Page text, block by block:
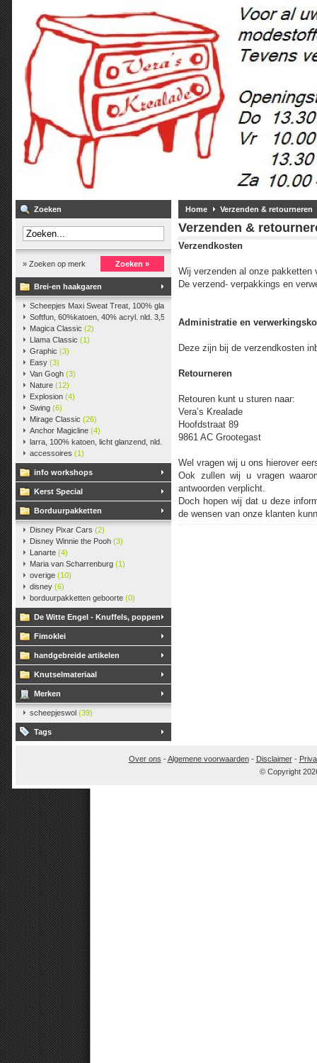
Zoeken
» Zoeken op merk Zoeken »
Brei-en haakgaren
Scheepjes Maxi Sweat Treat, 100% glanskatoen,25 gr.
Softfun, 60%katoen, 40% acryl. nld. 3,5-4. ca. 140m, 50 gr.
Magica Classic (2)
Llama Classic (1)
Graphic (3)
Easy (3)
Van Gogh (3)
Nature (12)
Explosion (4)
Swing (6)
Mirage Classic (26)
Anchor Magicline (4)
larra, 100% katoen, licht glanzend, nld. 2,5-3, ca. 125m, 50 gr.(38)
accessoires (1)
info workshops
Kerst Special
Borduurpakketten
Disney Pixar Cars (2)
Disney Winnie the Pooh (3)
Lanarte (4)
Maria van Scharrenburg (1)
overige (10)
disney (6)
borduurpakketten geboorte (0)
De Witte Engel - Knuffels, poppen
Fimoklei
handgebreide artikelen
Knutselmateriaal
Merken
scheepjeswol (39)
Tags
Home Verzenden & retourneren
Verzenden &
Verzendkosten
Wij verzenden al onze
De verzend- verpakkings en
Administratie en
Deze zijn bij de verzendkosten
Retourneren
Retouren kunt u sturen naar:
Vera’s Krealade
Hoofdstraat 89
9861 AC Grootegast
Wel vragen wij u ons hierover
Ook zullen wij u vragen
antwoorden verplicht.
Doch hopen wij dat u deze
de wensen van onze klanten
Over ons -Algemene voorwaarden- Disclaimer-
© Copyright